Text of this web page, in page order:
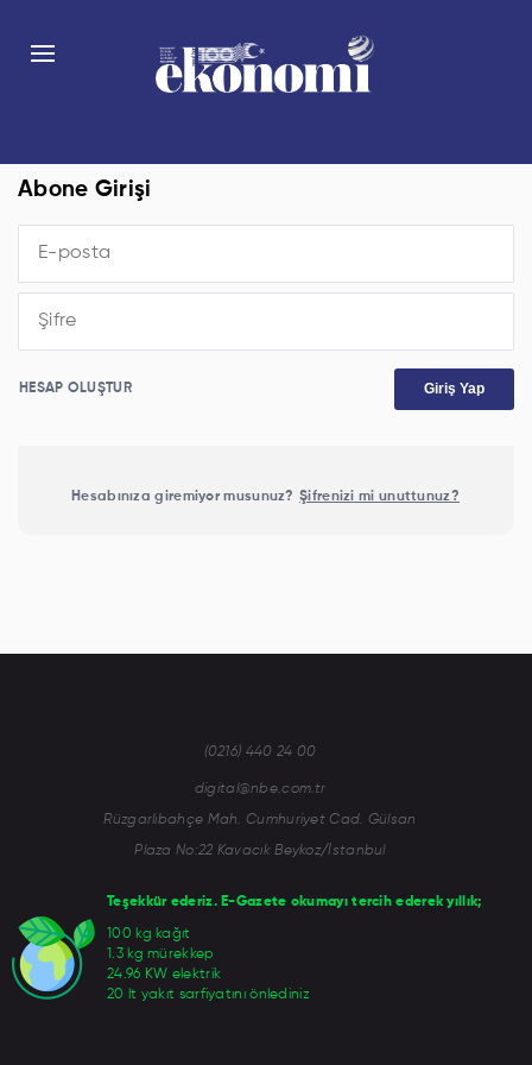
Abone Girişi
HESAP OLUŞTUR Giriş Yap
Hesabınıza giremiyor musunuz? Şifrenizi mi unuttunuz?
Teşekkür ederiz. E-Gazete okumayı tercih ederek yıllık;
100 kg kağıt
1.3 kg mürekkep
24.96 KW elektrik
20 lt yakıt sarfiyatını önlediniz
(0216) 440 24 00
digital@nbe.com.tr
Rüzgarlıbahçe Mah. Cumhuriyet Cad. Gülsan
Plaza No:22 Kavacık Beykoz/İstanbul